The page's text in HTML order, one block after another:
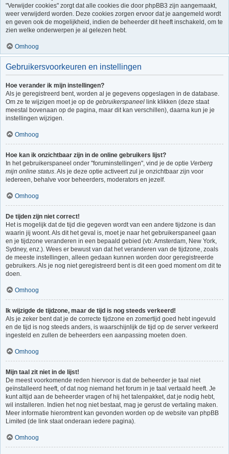
"Verwijder cookies" zorgt dat alle cookies die door phpBB3 zijn aangemaakt,
weer verwijderd worden. Deze cookies zorgen ervoor dat je aangemeld wordt
en geven ook de mogelijkheid, indien de beheerder dit heeft inschakeld, om te
zien welke onderwerpen je al gelezen hebt.
Omhoog
Gebruikersvoorkeuren en instellingen
Hoe verander ik mijn instellingen?
Als je geregistreerd bent, worden al je gegevens opgeslagen in de database.
Om ze te wijzigen moet je op de gebruikerspaneel link klikken (deze staat
meestal bovenaan op de pagina, maar dit kan verschillen), daarna kun je je
instellingen wijzigen.
Omhoog
Hoe kan ik onzichtbaar zijn in de online gebruikers lijst?
In het gebruikerspaneel onder "foruminstellingen", vind je de optie Verberg
mijn online status. Als je deze optie activeert zul je onzichtbaar zijn voor
iedereen, behalve voor beheerders, moderators en jezelf.
Omhoog
De tijden zijn niet correct!
Het is mogelijk dat de tijd die gegeven wordt van een andere tijdzone is dan
waarin jij woont. Als dit het geval is, moet je naar het gebruikerspaneel gaan
en je tijdzone veranderen in een bepaald gebied (vb: Amsterdam, New York,
Sydney, enz.). Wees er bewust van dat het veranderen van de tijdzone, zoals
de meeste instellingen, alleen gedaan kunnen worden door geregistreerde
gebruikers. Als je nog niet geregistreerd bent is dit een goed moment om dit te
doen.
Omhoog
Ik wijzigde de tijdzone, maar de tijd is nog steeds verkeerd!
Als je zeker bent dat je de correcte tijdzone en zomertijd goed hebt ingevuld
en de tijd is nog steeds anders, is waarschijnlijk de tijd op de server verkeerd
ingesteld en zullen de beheerders een aanpassing moeten doen.
Omhoog
Mijn taal zit niet in de lijst!
De meest voorkomende reden hiervoor is dat de beheerder je taal niet
geïnstalleerd heeft, of dat nog niemand het forum in je taal vertaald heeft. Je
kunt altijd aan de beheerder vragen of hij het talenpakket, dat je nodig hebt,
wil installeren. Indien het nog niet bestaat, mag je gerust de vertaling maken.
Meer informatie hieromtrent kan gevonden worden op de website van phpBB
Limited (de link staat onderaan iedere pagina).
Omhoog